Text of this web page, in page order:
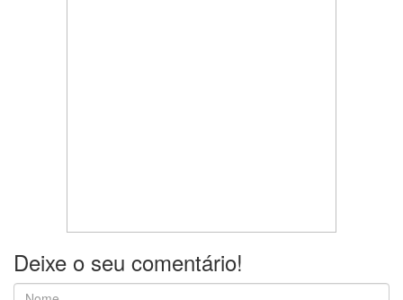
Deixe o seu comentário!